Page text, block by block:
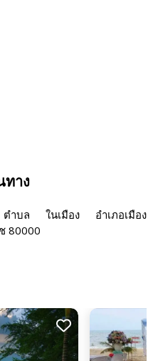
ทาง
ล ในเมือง อำเภอเมือง
80000